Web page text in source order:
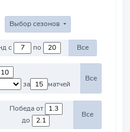
Выбор сезонов
Против команд с по Все
за
матчей
Все
Победа от
до
Все